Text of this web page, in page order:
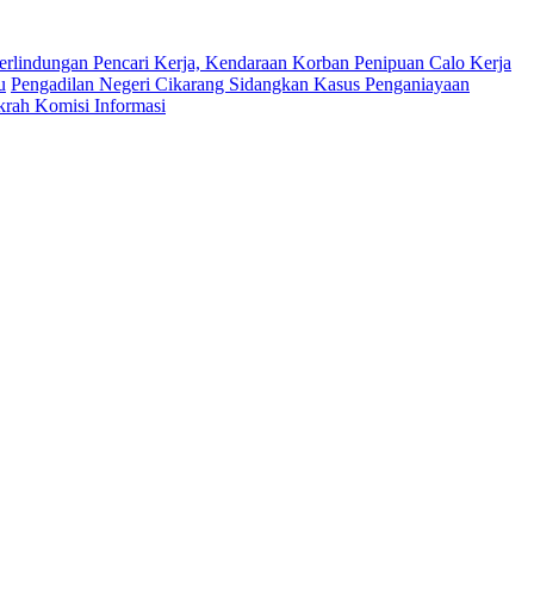
Pencari Kerja, Kendaraan Korban Penipuan Calo Kerja
Pengadilan Negeri Cikarang Sidangkan Kasus Penganiayaan
Komisi Informasi